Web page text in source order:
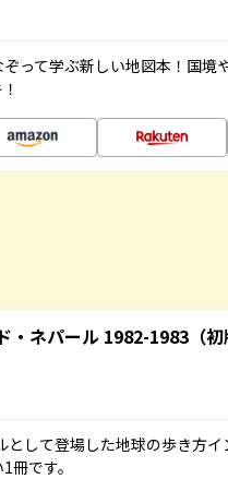
って学ぶ新しい地図本！国境
・ネパール 1982-1983（初
として登場した地球の歩き方
冊です。